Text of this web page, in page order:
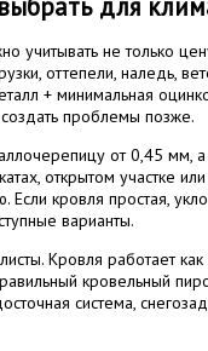
для
учитывать не только
оттепели, наледь,
+ минимальная
проблемы позже.
от 0,45 мм,
открытом участке
кровля простая,
варианты.
Кровля работает
кровельный
система,